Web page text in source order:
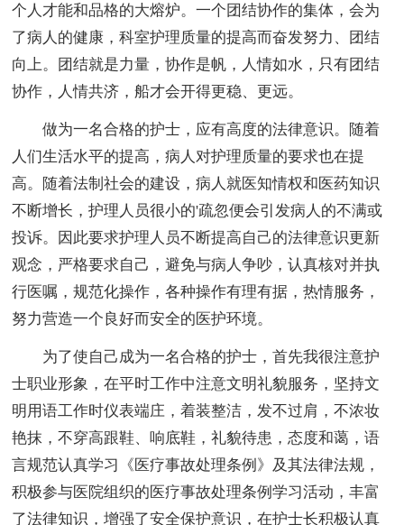
个人才能和品格的大熔炉。一个团结协作的集体，会为
了病人的健康，科室护理质量的提高而奋发努力、团结
向上。团结就是力量，协作是帆，人情如水，只有团结
协作，人情共济，船才会开得更稳、更远。
做为一名合格的护士，应有高度的法律意识。随着
人们生活水平的提高，病人对护理质量的要求也在提
高。随着法制社会的建设，病人就医知情权和医药知识
不断增长，护理人员很小的'疏忽便会引发病人的不满或
投诉。因此要求护理人员不断提高自己的法律意识更新
观念，严格要求自己，避免与病人争吵，认真核对并执
行医嘱，规范化操作，各种操作有理有据，热情服务，
努力营造一个良好而安全的医护环境。
为了使自己成为一名合格的护士，首先我很注意护
士职业形象，在平时工作中注意文明礼貌服务，坚持文
明用语工作时仪表端庄，着装整洁，发不过肩，不浓妆
艳抹，不穿高跟鞋、响底鞋，礼貌待患，态度和蔼，语
言规范认真学习《医疗事故处理条例》及其法律法规，
积极参与医院组织的医疗事故处理条例学习活动，丰富
了法律知识，增强了安全保护意识，在护士长积极认真